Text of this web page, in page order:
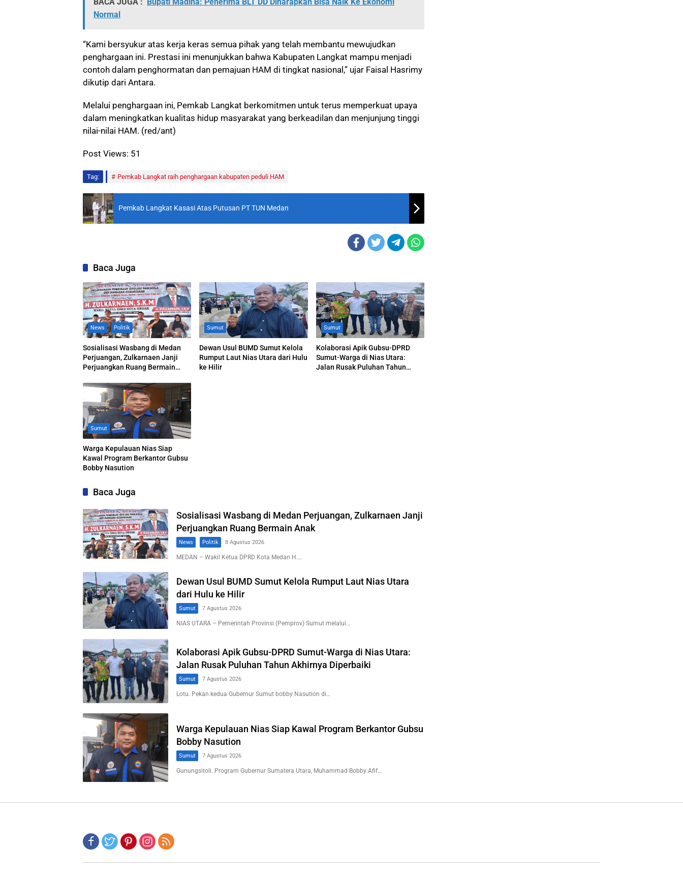
Normal
“Kami bersyukur atas kerja keras semua pihak yang telah membantu mewujudkan
penghargaan ini. Prestasi ini menunjukkan bahwa Kabupaten Langkat mampu menjadi
contoh dalam penghormatan dan pemajuan HAM di tingkat nasional,” ujar Faisal Hasrimy
dikutip dari Antara.
Melalui penghargaan ini, Pemkab Langkat berkomitmen untuk terus memperkuat upaya
dalam meningkatkan kualitas hidup masyarakat yang berkeadilan dan menjunjung tinggi
nilai-nilai HAM. (red/ant)
Post Views: 51
Tag: Pemkab Langkat raih penghargaan kabupaten peduli HAM
Pemkab Langkat Kasasi Atas Putusan PT TUN Medan
Baca Juga
News Politik
Sosialisasi Wasbang di Medan
Perjuangan, Zulkarnaen Janji
Perjuangkan Ruang Bermain
Sumut
Dewan Usul BUMD Sumut Kelola
Rumput Laut Nias Utara dari Hulu
ke Hilir
Sumut
Kolaborasi Apik Gubsu-DPRD
Sumut-Warga di Nias Utara:
Jalan Rusak Puluhan Tahun
Sumut
Warga Kepulauan Nias Siap
Kawal Program Berkantor Gubsu
Bobby Nasution
Baca Juga
Sosialisasi Wasbang di Medan Perjuangan, Zulkarnaen Janji
Perjuangkan Ruang Bermain Anak
News Politik 8 Agustus 2026
MEDAN – Wakil Ketua DPRD Kota Medan H….
Dewan Usul BUMD Sumut Kelola Rumput Laut Nias Utara
dari Hulu ke Hilir
Sumut 7 Agustus 2026
NIAS UTARA – Pemerintah Provinsi (Pemprov) Sumut melalui…
Kolaborasi Apik Gubsu-DPRD Sumut-Warga di Nias Utara:
Jalan Rusak Puluhan Tahun Akhirnya Diperbaiki
Sumut 7 Agustus 2026
Lotu. Pekan kedua Gubernur Sumut bobby Nasution di…
Warga Kepulauan Nias Siap Kawal Program Berkantor Gubsu
Bobby Nasution
Sumut 7 Agustus 2026
Gunungsitoli. Program Gubernur Sumatera Utara, Muhammad Bobby Afif…